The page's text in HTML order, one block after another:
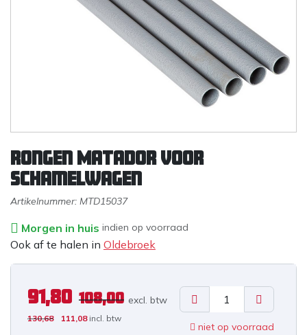
Rongen Matador voor
schamelwagen
Artikelnummer: MTD15037
Morgen in huis indien op voorraad
Ook af te halen in Oldebroek
91,80 108,00 excl. btw
130,68 111,08 incl. btw
niet op voorraad